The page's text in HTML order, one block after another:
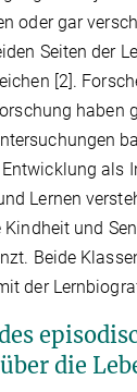
oder gar
Seiten der
[2].
haben
als
Lernen
und
Beide
der
die